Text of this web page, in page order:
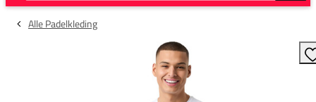
Alle Padelkleding